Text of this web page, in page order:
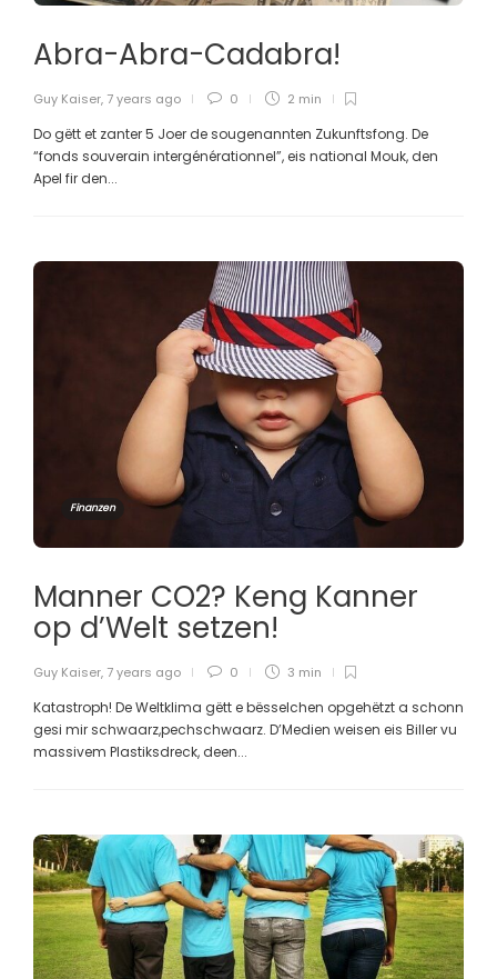
Abra-Abra-Cadabra!
Guy Kaiser, 7 years ago 0 2 min
Do gëtt et zanter 5 Joer de sougenannten Zukunftsfong. De
“fonds souverain intergénérationnel”, eis national Mouk, den
Apel fir den...
Finanzen
Manner CO2? Keng Kanner
op d’Welt setzen!
Guy Kaiser, 7 years ago 0 3 min
Katastroph! De Weltklima gëtt e bësselchen opgehëtzt a schonn
gesi mir schwaarz,pechschwaarz. D’Medien weisen eis Biller vu
massivem Plastiksdreck, deen...